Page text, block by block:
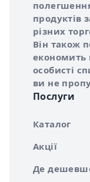
продуктів
різних
Він також
економить
особисті
ви не
Послуги
Каталог
Акції
Де